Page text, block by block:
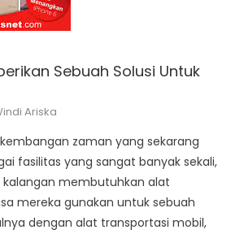
Sebuah Solusi Untuk
Ariska
zaman yang sekarang
fasilitas yang sangat banyak sekali,
membutuhkan alat
mereka gunakan untuk sebuah
dengan alat transportasi mobil,